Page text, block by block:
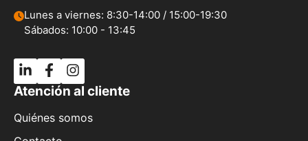
Lunes a viernes: 8:30-14:00 / 15:00-19:30
Sábados: 10:00 - 13:45
Atención al cliente
Quiénes somos